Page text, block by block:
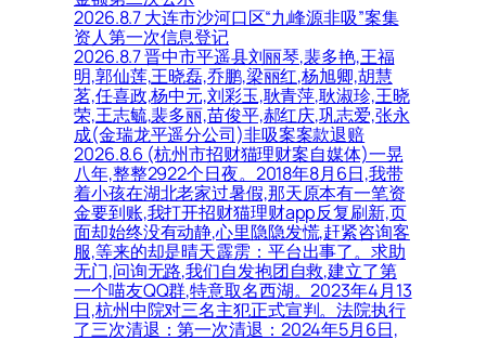
2026.8.7 大连市沙河口区“九峰源非吸”案集
资人第一次信息登记
2026.8.7 晋中市平遥县刘丽琴,裴多艳,王福
明,郭仙莲,王晓磊,乔鹏,梁丽红,杨旭卿,胡慧
茗,任喜政,杨中元,刘彩玉,耿青萍,耿淑珍,王晓
荣,王志毓,裴多丽,苗俊平,郝红庆,巩志爱,张永
成(金瑞龙平遥分公司)非吸案案款退赔
2026.8.6 (杭州市招财猫理财案自媒体)一晃
八年,整整2922个日夜。2018年8月6日,我带
着小孩在湖北老家过暑假,那天原本有一笔资
金要到账,我打开招财猫理财app反复刷新,页
面却始终没有动静,心里隐隐发慌,赶紧咨询客
服,等来的却是晴天霹雳：平台出事了。求助
无门,问询无路,我们自发抱团自救,建立了第
一个喵友QQ群,特意取名西湖。2023年4月13
日,杭州中院对三名主犯正式宣判。法院执行
了三次清退：第一次清退：2024年5月6日,